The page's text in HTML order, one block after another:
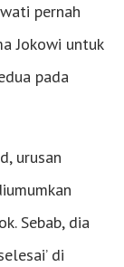
pernah
Jokowi untuk
pada
urusan
Sebab, dia
di